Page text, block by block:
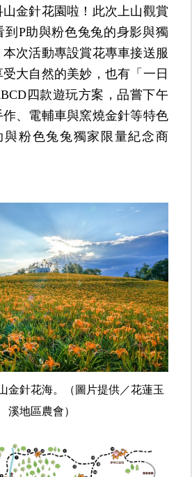
金針花園啦！此次上山觀賞
到P助與粉色兔兔的身影與獨
次活動專設賞花專車接送服
大自然的美妙，也有「一日
四款遊玩方案，品嘗下午
、電輔車與窯燒金針等特色
與粉色兔兔獨家限量紀念商
金針花海。（圖片提供／花蓮玉
溪地區農會）